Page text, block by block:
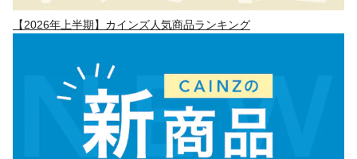
【2026年上半期】カインズ人気商品ランキング